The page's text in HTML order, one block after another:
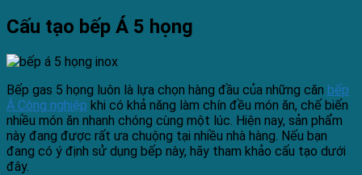
Cấu tạo bếp Á 5 họng
Bếp gas 5 họng luôn là lựa chọn hàng đầu của những căn bếp
Á Công nghiệp khi có khả năng làm chín đều món ăn, chế biến
nhiều món ăn nhanh chóng cùng một lúc. Hiện nay, sản phẩm
này đang được rất ưa chuộng tại nhiều nhà hàng. Nếu bạn
đang có ý định sử dụng bếp này, hãy tham khảo cấu tạo dưới
đây.